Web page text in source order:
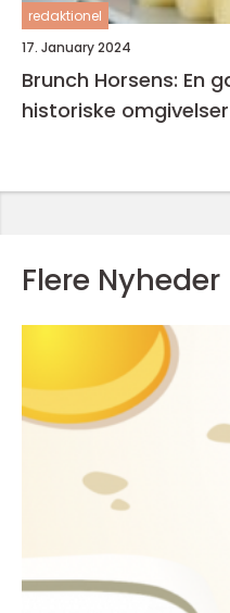
redaktionel
17. January 2024
Brunch Horsens: En
historiske omgivelser
Flere Nyheder